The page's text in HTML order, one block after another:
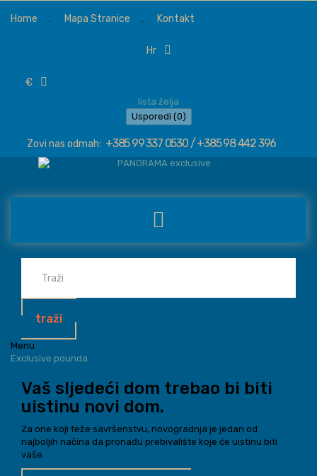
Home Mapa Stranice Kontakt
hr
€
lista želja
Usporedi (0)
Zovi nas odmah: +385 99 337 0530 / +385 98 442 396
traži
Menu
Exclusive pounda
Vaš sljedeći dom trebao bi biti
uistinu novi dom.
Za one koji teže savršenstvu, novogradnja je jedan od
najboljih načina da pronađu prebivalište koje će uistinu biti
vaše.